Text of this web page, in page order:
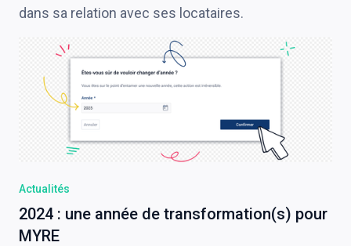
dans sa relation avec ses locataires.
Actualités
2024 : une année de transformation(s) pour
MYRE